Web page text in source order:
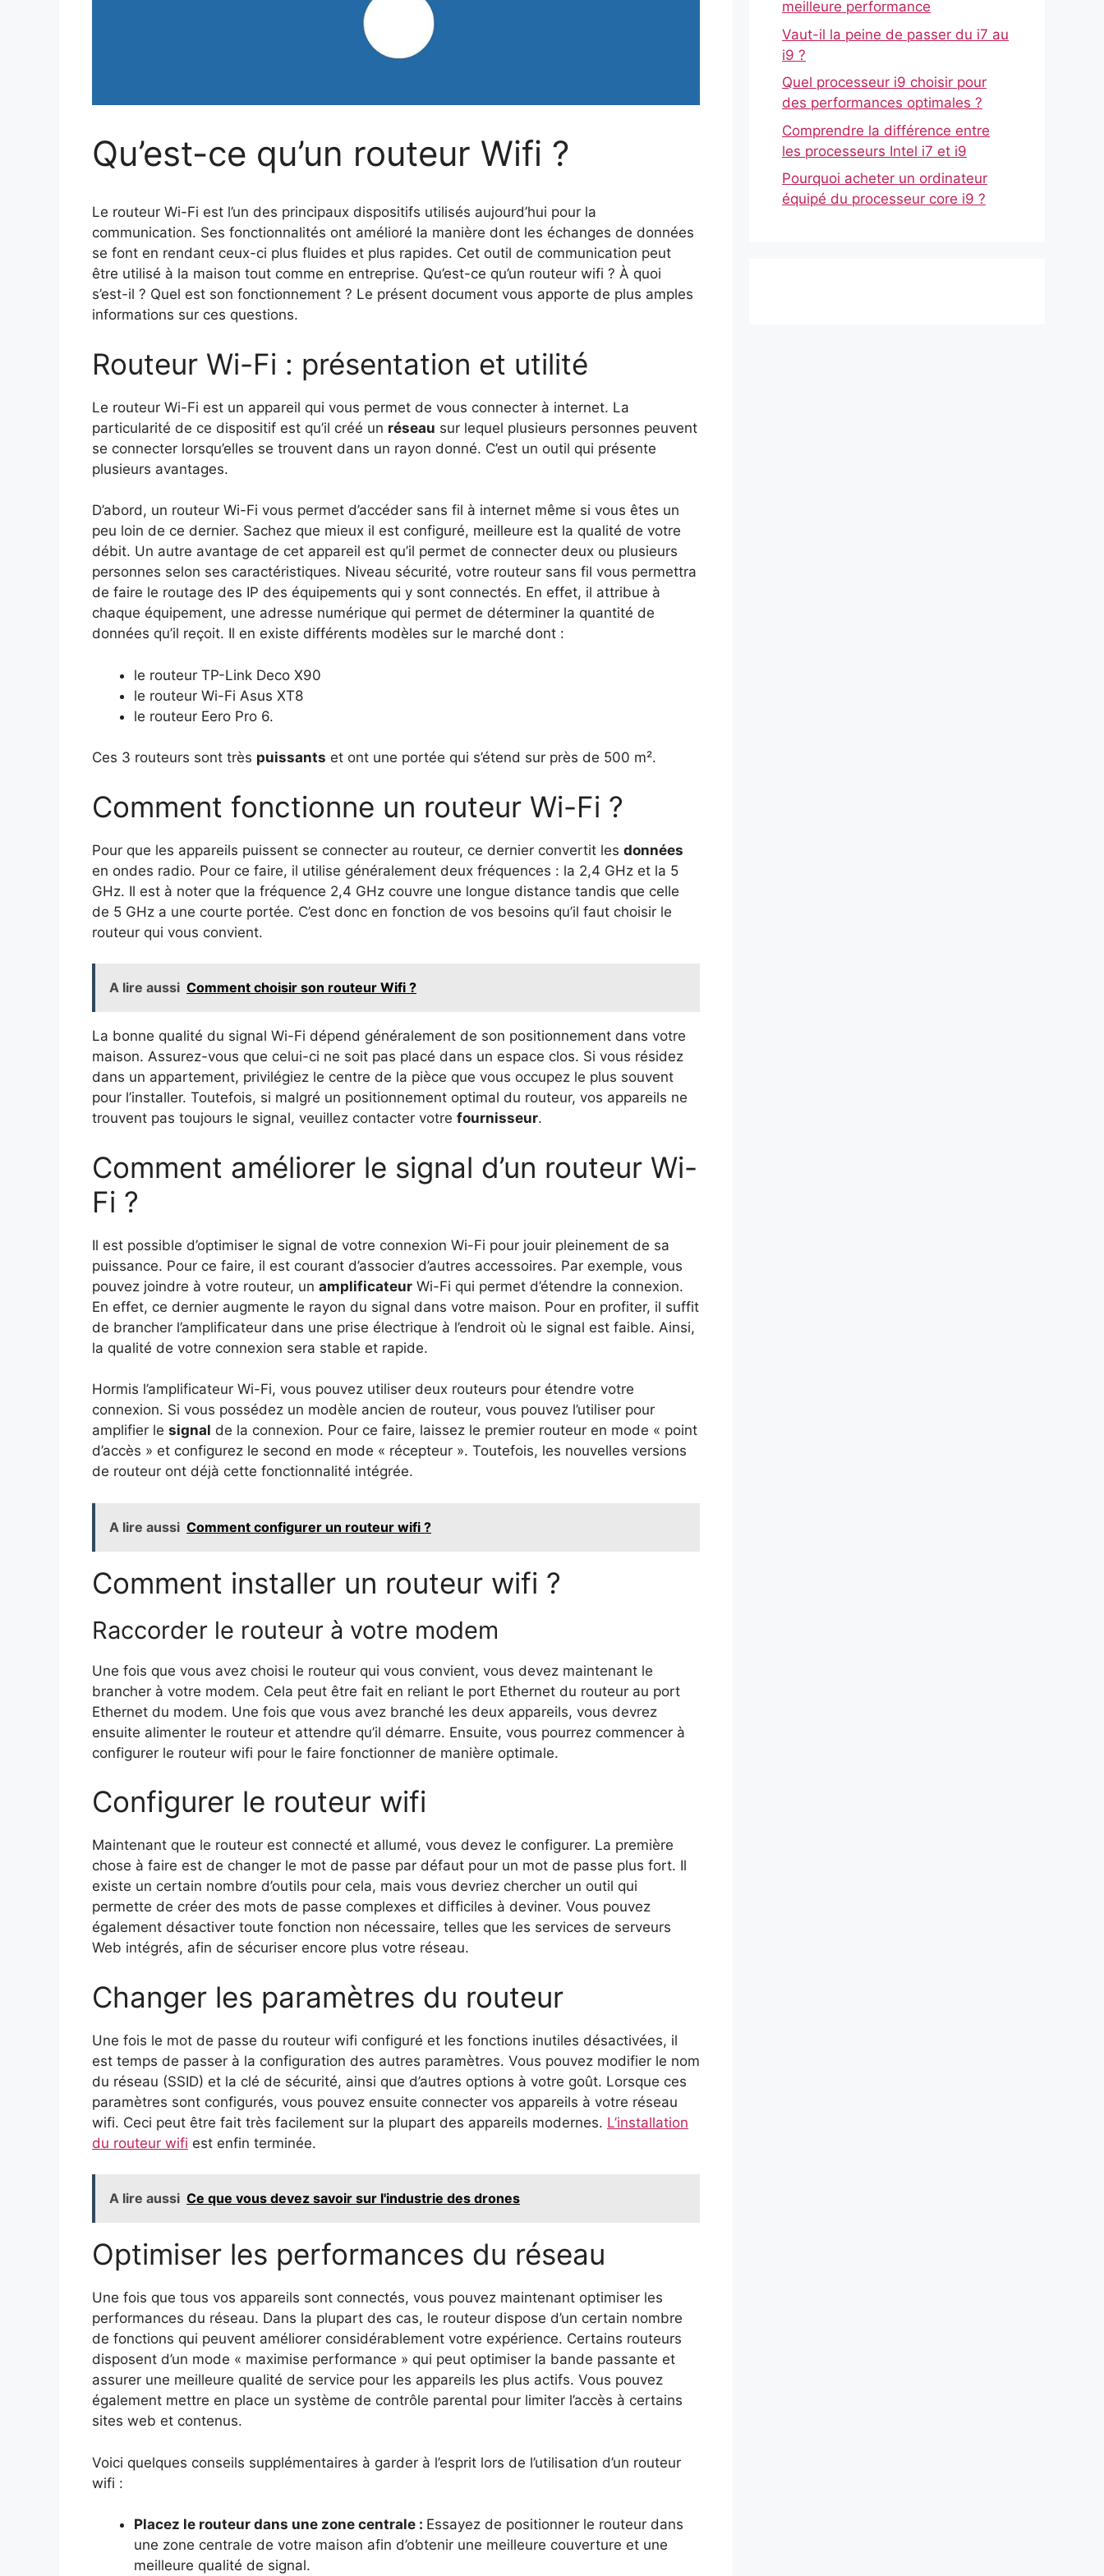
Qu’est-ce qu’un routeur Wifi ?
Le routeur Wi-Fi est l’un des principaux dispositifs utilisés aujourd’hui pour la
communication. Ses fonctionnalités ont amélioré la manière dont les échanges de données
se font en rendant ceux-ci plus fluides et plus rapides. Cet outil de communication peut
être utilisé à la maison tout comme en entreprise. Qu’est-ce qu’un routeur wifi ? À quoi
s’est-il ? Quel est son fonctionnement ? Le présent document vous apporte de plus amples
informations sur ces questions.
Routeur Wi-Fi : présentation et utilité
Le routeur Wi-Fi est un appareil qui vous permet de vous connecter à internet. La
particularité de ce dispositif est qu’il créé un réseau sur lequel plusieurs personnes peuvent
se connecter lorsqu’elles se trouvent dans un rayon donné. C’est un outil qui présente
plusieurs avantages.
D’abord, un routeur Wi-Fi vous permet d’accéder sans fil à internet même si vous êtes un
peu loin de ce dernier. Sachez que mieux il est configuré, meilleure est la qualité de votre
débit. Un autre avantage de cet appareil est qu’il permet de connecter deux ou plusieurs
personnes selon ses caractéristiques. Niveau sécurité, votre routeur sans fil vous permettra
de faire le routage des IP des équipements qui y sont connectés. En effet, il attribue à
chaque équipement, une adresse numérique qui permet de déterminer la quantité de
données qu’il reçoit. Il en existe différents modèles sur le marché dont :
le routeur TP-Link Deco X90
le routeur Wi-Fi Asus XT8
le routeur Eero Pro 6.
Ces 3 routeurs sont très puissants et ont une portée qui s’étend sur près de 500 m².
Comment fonctionne un routeur Wi-Fi ?
Pour que les appareils puissent se connecter au routeur, ce dernier convertit les données
en ondes radio. Pour ce faire, il utilise généralement deux fréquences : la 2,4 GHz et la 5
GHz. Il est à noter que la fréquence 2,4 GHz couvre une longue distance tandis que celle
de 5 GHz a une courte portée. C’est donc en fonction de vos besoins qu’il faut choisir le
routeur qui vous convient.
A lire aussi Comment choisir son routeur Wifi ?
La bonne qualité du signal Wi-Fi dépend généralement de son positionnement dans votre
maison. Assurez-vous que celui-ci ne soit pas placé dans un espace clos. Si vous résidez
dans un appartement, privilégiez le centre de la pièce que vous occupez le plus souvent
pour l’installer. Toutefois, si malgré un positionnement optimal du routeur, vos appareils ne
trouvent pas toujours le signal, veuillez contacter votre fournisseur.
Comment améliorer le signal d’un routeur Wi-
Fi ?
Il est possible d’optimiser le signal de votre connexion Wi-Fi pour jouir pleinement de sa
puissance. Pour ce faire, il est courant d’associer d’autres accessoires. Par exemple, vous
pouvez joindre à votre routeur, un amplificateur Wi-Fi qui permet d’étendre la connexion.
En effet, ce dernier augmente le rayon du signal dans votre maison. Pour en profiter, il suffit
de brancher l’amplificateur dans une prise électrique à l’endroit où le signal est faible. Ainsi,
la qualité de votre connexion sera stable et rapide.
Hormis l’amplificateur Wi-Fi, vous pouvez utiliser deux routeurs pour étendre votre
connexion. Si vous possédez un modèle ancien de routeur, vous pouvez l’utiliser pour
amplifier le signal de la connexion. Pour ce faire, laissez le premier routeur en mode « point
d’accès » et configurez le second en mode « récepteur ». Toutefois, les nouvelles versions
de routeur ont déjà cette fonctionnalité intégrée.
A lire aussi Comment configurer un routeur wifi ?
Comment installer un routeur wifi ?
Raccorder le routeur à votre modem
Une fois que vous avez choisi le routeur qui vous convient, vous devez maintenant le
brancher à votre modem. Cela peut être fait en reliant le port Ethernet du routeur au port
Ethernet du modem. Une fois que vous avez branché les deux appareils, vous devrez
ensuite alimenter le routeur et attendre qu’il démarre. Ensuite, vous pourrez commencer à
configurer le routeur wifi pour le faire fonctionner de manière optimale.
Configurer le routeur wifi
Maintenant que le routeur est connecté et allumé, vous devez le configurer. La première
chose à faire est de changer le mot de passe par défaut pour un mot de passe plus fort. Il
existe un certain nombre d’outils pour cela, mais vous devriez chercher un outil qui
permette de créer des mots de passe complexes et difficiles à deviner. Vous pouvez
également désactiver toute fonction non nécessaire, telles que les services de serveurs
Web intégrés, afin de sécuriser encore plus votre réseau.
Changer les paramètres du routeur
Une fois le mot de passe du routeur wifi configuré et les fonctions inutiles désactivées, il
est temps de passer à la configuration des autres paramètres. Vous pouvez modifier le nom
du réseau (SSID) et la clé de sécurité, ainsi que d’autres options à votre goût. Lorsque ces
paramètres sont configurés, vous pouvez ensuite connecter vos appareils à votre réseau
wifi. Ceci peut être fait très facilement sur la plupart des appareils modernes. L’installation
du routeur wifi est enfin terminée.
A lire aussi Ce que vous devez savoir sur l'industrie des drones
Optimiser les performances du réseau
Une fois que tous vos appareils sont connectés, vous pouvez maintenant optimiser les
performances du réseau. Dans la plupart des cas, le routeur dispose d’un certain nombre
de fonctions qui peuvent améliorer considérablement votre expérience. Certains routeurs
disposent d’un mode « maximise performance » qui peut optimiser la bande passante et
assurer une meilleure qualité de service pour les appareils les plus actifs. Vous pouvez
également mettre en place un système de contrôle parental pour limiter l’accès à certains
sites web et contenus.
Voici quelques conseils supplémentaires à garder à l’esprit lors de l’utilisation d’un routeur
wifi :
Placez le routeur dans une zone centrale : Essayez de positionner le routeur dans
une zone centrale de votre maison afin d’obtenir une meilleure couverture et une
meilleure qualité de signal.
meilleure performance
Vaut-il la peine de passer du i7 au
i9 ?
Quel processeur i9 choisir pour
des performances optimales ?
Comprendre la différence entre
les processeurs Intel i7 et i9
Pourquoi acheter un ordinateur
équipé du processeur core i9 ?